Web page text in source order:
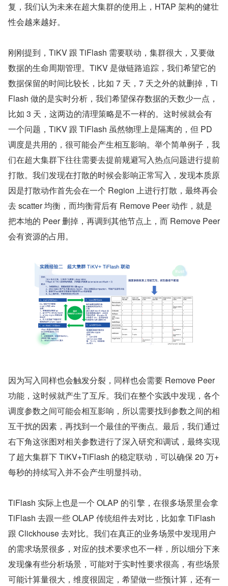
复，我们认为未来在超大集群的使用上，HTAP 架构的健壮
性会越来越好。
刚刚提到，TiKV 跟 TiFlash 需要联动，集群很大，又要做
数据的生命周期管理。TiKV 是做链路追踪，我们希望它的
数据保留的时间比较长，比如 7 天，7 天之外的就删掉，Ti
Flash 做的是实时分析，我们希望保存数据的天数少一点，
比如 3 天，这两边的清理策略是不一样的。这时候就会有
一个问题，TiKV 跟 TiFlash 虽然物理上是隔离的，但 PD
调度是共用的，很可能会产生相互影响。举个简单例子，我
们在超大集群下往往需要去提前规避写入热点问题进行提前
打散。我们发现在打散的时候会影响正常写入，发现本质原
因是打散动作首先会在一个 Region 上进行打散，最终再会
去 scatter 均衡，而均衡背后有 Remove Peer 动作，就是
把本地的 Peer 删掉，再调到其他节点上，而 Remove Peer
会有资源的占用。
因为写入同样也会触发分裂，同样也会需要 Remove Peer
功能，这时候就产生了互斥。我们在整个实践中发现，各个
调度参数之间可能会相互影响，所以需要找到参数之间的相
互干扰的因素，再找到一个最佳的平衡点。最后，我们通过
右下角这张图对相关参数进行了深入研究和调试，最终实现
了超大集群下 TiKV+TiFlash 的稳定联动，可以确保 20 万+
每秒的持续写入并不会产生明显抖动。
TiFlash 实际上也是一个 OLAP 的引擎，在很多场景里会拿
TiFlash 去跟一些 OLAP 传统组件去对比，比如拿 TiFlash
跟 Clickhouse 去对比。我们在真正的业务场景中发现用户
的需求场景很多，对应的技术要求也不一样，所以细分下来
发现像有些分析场景，可能对于实时性要求很高，有些场景
可能计算量很大，维度很固定，希望做一些预计算，还有一